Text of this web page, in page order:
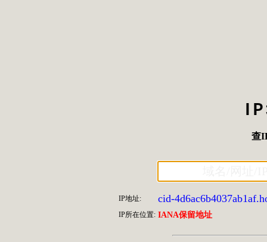
查
IP地址: cid-
IP所在位置: IANA保留地址